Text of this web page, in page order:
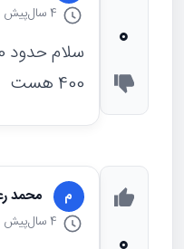
0
4 سال پیش
400 هست
م محمد
4 سال پیش